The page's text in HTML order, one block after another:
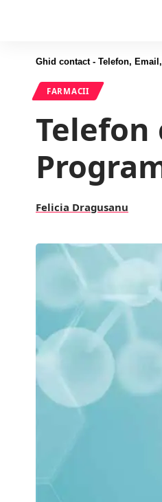
Ghid contact - Telefon,
FARMACII
Telefon
Felicia Dragusanu